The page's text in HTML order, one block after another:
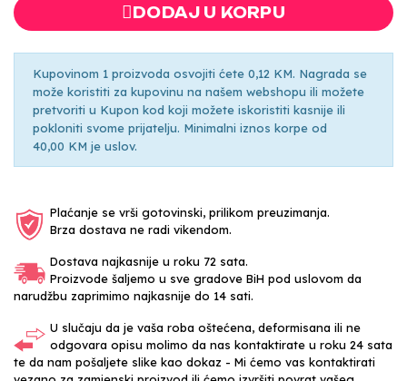
DODAJ U KORPU
Kupovinom 1 proizvoda osvojiti ćete 0,12 KM. Nagrada se
može koristiti za kupovinu na našem webshopu ili možete
pretvoriti u Kupon kod koji možete iskoristiti kasnije ili
pokloniti svome prijatelju. Minimalni iznos korpe od
40,00 KM je uslov.
Plaćanje se vrši gotovinski, prilikom preuzimanja.
Brza dostava ne radi vikendom.
Dostava najkasnije u roku 72 sata.
Proizvode šaljemo u sve gradove BiH pod uslovom da
narudžbu zaprimimo najkasnije do 14 sati.
U slučaju da je vaša roba oštećena, deformisana ili ne
odgovara opisu molimo da nas kontaktirate u roku 24 sata
te da nam pošaljete slike kao dokaz - Mi ćemo vas kontaktirati